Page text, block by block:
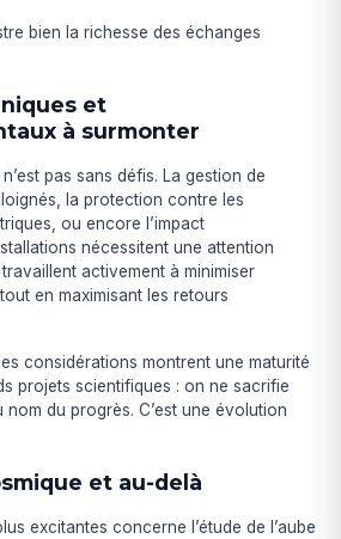
bien la richesse des échanges
et
à surmonter
pas sans défis. La gestion de
la protection contre les
ou encore l’impact
nécessitent une attention
activement à minimiser
en maximisant les retours
considérations montrent une maturité
projets scientifiques : on ne sacrifie
nom du progrès. C’est une évolution
et au-delà
excitantes concerne l’étude de l’aube